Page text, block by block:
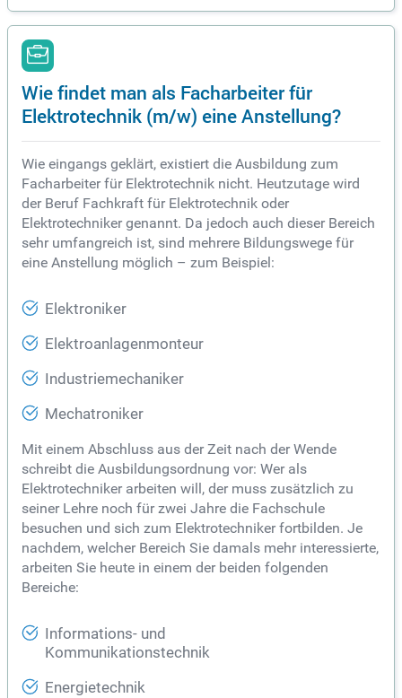
Wie findet man als Facharbeiter für
Elektrotechnik (m/w) eine Anstellung?
Wie eingangs geklärt, existiert die Ausbildung zum
Facharbeiter für Elektrotechnik nicht. Heutzutage wird
der Beruf Fachkraft für Elektrotechnik oder
Elektrotechniker genannt. Da jedoch auch dieser Bereich
sehr umfangreich ist, sind mehrere Bildungswege für
eine Anstellung möglich – zum Beispiel:
Elektroniker
Elektroanlagenmonteur
Industriemechaniker
Mechatroniker
Mit einem Abschluss aus der Zeit nach der Wende
schreibt die Ausbildungsordnung vor: Wer als
Elektrotechniker arbeiten will, der muss zusätzlich zu
seiner Lehre noch für zwei Jahre die Fachschule
besuchen und sich zum Elektrotechniker fortbilden. Je
nachdem, welcher Bereich Sie damals mehr interessierte,
arbeiten Sie heute in einem der beiden folgenden
Bereiche:
Informations- und
Kommunikationstechnik
Energietechnik